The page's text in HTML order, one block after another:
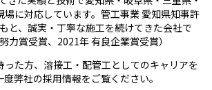
に対応しています。管工事業 愛知県知事許
と、誠実・丁寧な施工を続けてきた会社で
賞受賞、2021年 有良企業賞受賞）
った方、溶接工・配管工としてのキャリアを
弊社の採用情報をご覧ください。